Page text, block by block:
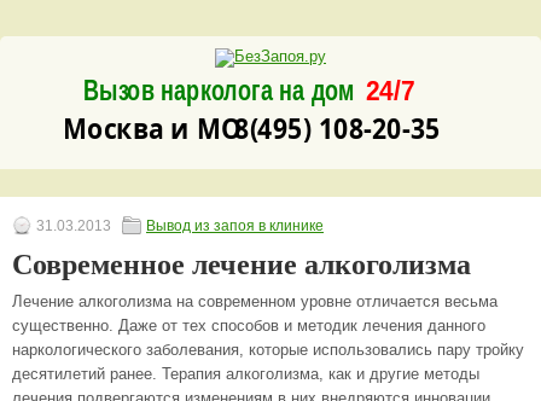
Вызов нарколога на дом
8(495) 108-20-35
Москва и МО
24/7
31.03.2013 Вывод из запоя в клинике
Современное лечение алкоголизма
Лечение алкоголизма на современном уровне отличается весьма
существенно. Даже от тех способов и методик лечения данного
наркологического заболевания, которые использовались пару тройку
десятилетий ранее. Терапия алкоголизма, как и другие методы